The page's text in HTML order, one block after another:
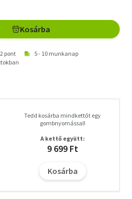
Kosárba
pont
5 - 10 munkanap
Tedd kosárba mindkettőt egy
gombnyomással!
A kettő együtt:
9 699 Ft
Kosárba